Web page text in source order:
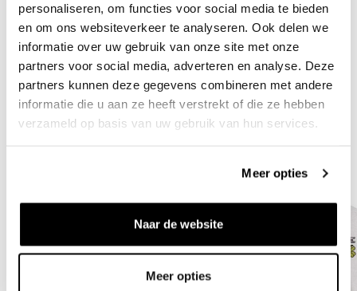
personaliseren, om functies voor social media te bieden
en om ons websiteverkeer te analyseren. Ook delen we
informatie over uw gebruik van onze site met onze
partners voor social media, adverteren en analyse. Deze
partners kunnen deze gegevens combineren met andere
informatie die u aan ze heeft verstrekt of die ze hebben
verzameld op basis van uw gebruik van hun services.
Meer opties
Naar de website
Meer opties
info@bruut.nl Live chat Whatsapp
About this product
Shipment and returns
Related products